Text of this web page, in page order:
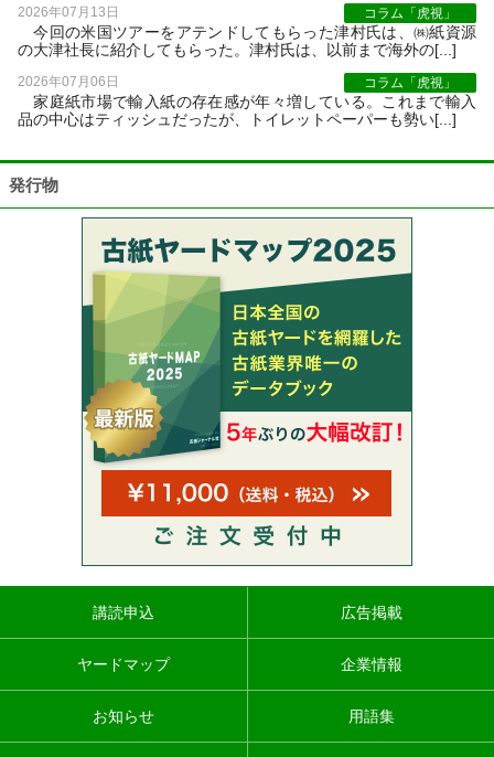
2026年07月13日 コラム「虎視」
今回の米国ツアーをアテンドしてもらった津村氏は、㈱紙資源
の大津社長に紹介してもらった。津村氏は、以前まで海外の[...]
2026年07月06日 コラム「虎視」
家庭紙市場で輸入紙の存在感が年々増している。これまで輸入
品の中心はティッシュだったが、トイレットペーパーも勢い[...]
発行物
講読申込 広告掲載
ヤードマップ 企業情報
お知らせ 用語集